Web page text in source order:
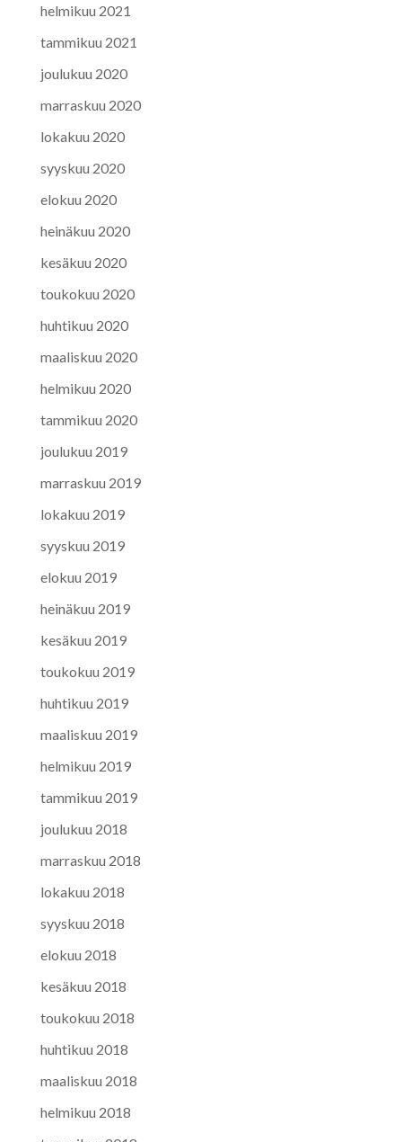
helmikuu 2021
tammikuu 2021
joulukuu 2020
marraskuu 2020
lokakuu 2020
syyskuu 2020
elokuu 2020
heinäkuu 2020
kesäkuu 2020
toukokuu 2020
huhtikuu 2020
maaliskuu 2020
helmikuu 2020
tammikuu 2020
joulukuu 2019
marraskuu 2019
lokakuu 2019
syyskuu 2019
elokuu 2019
heinäkuu 2019
kesäkuu 2019
toukokuu 2019
huhtikuu 2019
maaliskuu 2019
helmikuu 2019
tammikuu 2019
joulukuu 2018
marraskuu 2018
lokakuu 2018
syyskuu 2018
elokuu 2018
kesäkuu 2018
toukokuu 2018
huhtikuu 2018
maaliskuu 2018
helmikuu 2018